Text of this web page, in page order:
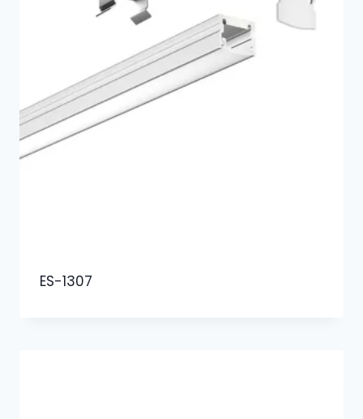
ES-1307